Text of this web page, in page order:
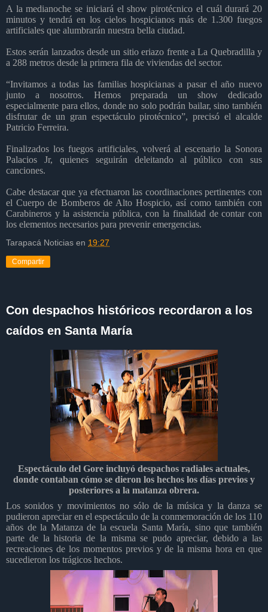
A la medianoche se iniciará el show pirotécnico el cuál durará 20
minutos y tendrá en los cielos hospicianos más de 1.300 fuegos
artificiales que alumbrarán nuestra bella ciudad.
Estos serán lanzados desde un sitio eriazo frente a La Quebradilla y
a 288 metros desde la primera fila de viviendas del sector.
“Invitamos a todas las familias hospicianas a pasar el año nuevo
junto a nosotros. Hemos preparada un show dedicado
especialmente para ellos, donde no solo podrán bailar, sino también
disfrutar de un gran espectáculo pirotécnico”, precisó el alcalde
Patricio Ferreira.
Finalizados los fuegos artificiales, volverá al escenario la Sonora
Palacios Jr, quienes seguirán deleitando al público con sus
canciones.
Cabe destacar que ya efectuaron las coordinaciones pertinentes con
el Cuerpo de Bomberos de Alto Hospicio, así como también con
Carabineros y la asistencia pública, con la finalidad de contar con
los elementos necesarios para prevenir emergencias.
Tarapacá Noticias en 19:27
Compartir
Con despachos históricos recordaron a los
caídos en Santa María
Espectáculo del Gore incluyó despachos radiales actuales,
donde contaban cómo se dieron los hechos los días previos y
posteriores a la matanza obrera.
Los sonidos y movimientos no sólo de la música y la danza se
pudieron apreciar en el espectáculo de la conmemoración de los 110
años de la Matanza de la escuela Santa María, sino que también
parte de la historia de la misma se pudo apreciar, debido a las
recreaciones de los momentos previos y de la misma hora en que
sucedieron los trágicos hechos.